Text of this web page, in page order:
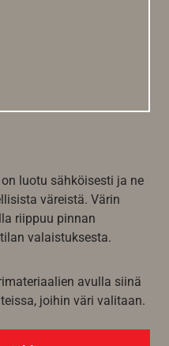
luotu sähköisesti ja ne
väreistä. Värin
riippuu pinnan
valaistuksesta.
avulla siinä
joihin väri valitaan.